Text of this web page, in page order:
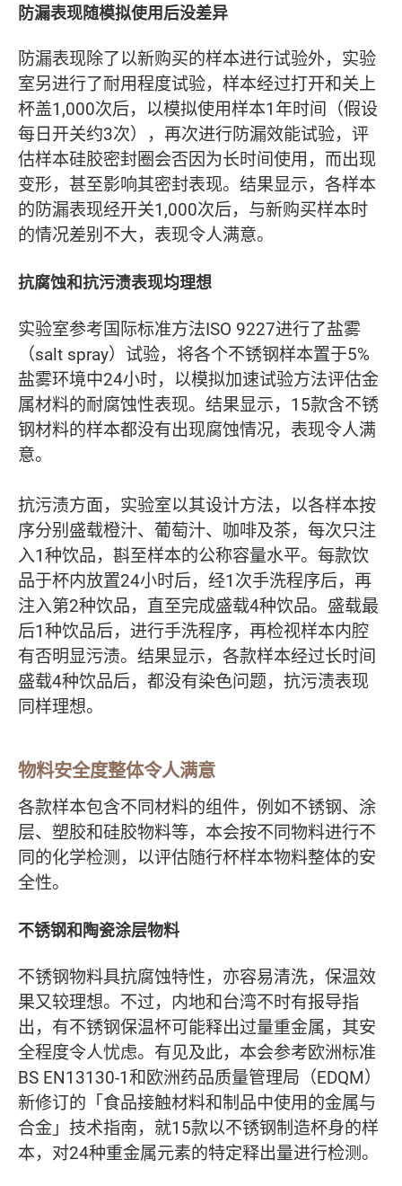
防漏表现随模拟使用后没差异
防漏表现除了以新购买的样本进行试验外，实验
室另进行了耐用程度试验，样本经过打开和关上
杯盖1,000次后，以模拟使用样本1年时间（假设
每日开关约3次），再次进行防漏效能试验，评
估样本硅胶密封圈会否因为长时间使用，而出现
变形，甚至影响其密封表现。结果显示，各样本
的防漏表现经开关1,000次后，与新购买样本时
的情况差别不大，表现令人满意。
抗腐蚀和抗污渍表现均理想
实验室参考国际标准方法ISO 9227进行了盐雾
（salt spray）试验，将各个不锈钢样本置于5%
盐雾环境中24小时，以模拟加速试验方法评估金
属材料的耐腐蚀性表现。结果显示，15款含不锈
钢材料的样本都没有出现腐蚀情况，表现令人满
意。
抗污渍方面，实验室以其设计方法，以各样本按
序分别盛载橙汁、葡萄汁、咖啡及茶，每次只注
入1种饮品，斟至样本的公称容量水平。每款饮
品于杯内放置24小时后，经1次手洗程序后，再
注入第2种饮品，直至完成盛载4种饮品。盛载最
后1种饮品后，进行手洗程序，再检视样本内腔
有否明显污渍。结果显示，各款样本经过长时间
盛载4种饮品后，都没有染色问题，抗污渍表现
同样理想。
物料安全度整体令人满意
各款样本包含不同材料的组件，例如不锈钢、涂
层、塑胶和硅胶物料等，本会按不同物料进行不
同的化学检测，以评估随行杯样本物料整体的安
全性。
不锈钢和陶瓷涂层物料
不锈钢物料具抗腐蚀特性，亦容易清洗，保温效
果又较理想。不过，内地和台湾不时有报导指
出，有不锈钢保温杯可能释出过量重金属，其安
全程度令人忧虑。有见及此，本会参考欧洲标准
BS EN13130-1和欧洲药品质量管理局（EDQM）
新修订的「食品接触材料和制品中使用的金属与
合金」技术指南，就15款以不锈钢制造杯身的样
本，对24种重金属元素的特定释出量进行检测。